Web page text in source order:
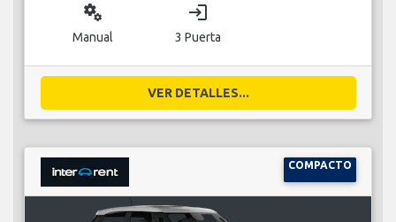
miscellaneous_services
Manual
login
3 Puerta
VER DETALLES...
COMPACTO